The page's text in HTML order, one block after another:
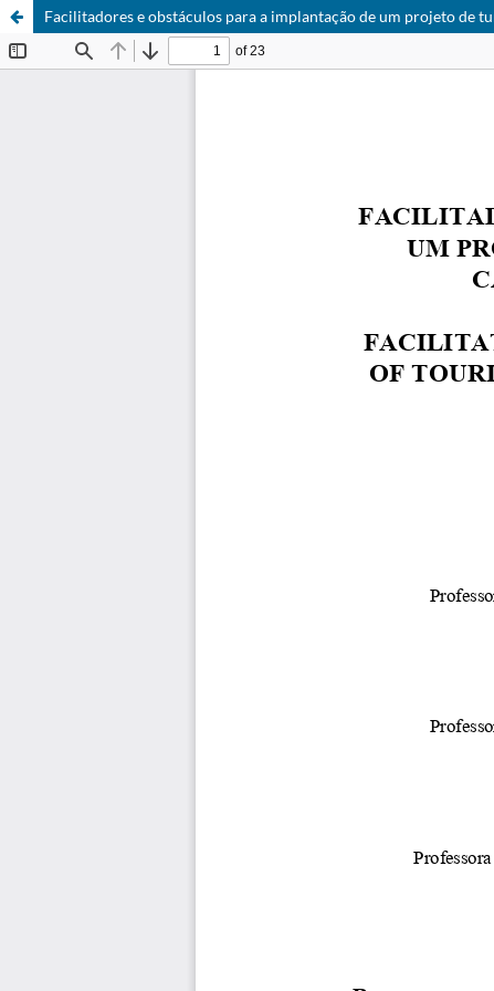
Facilitadores e obstáculos para a implantação de um projeto de